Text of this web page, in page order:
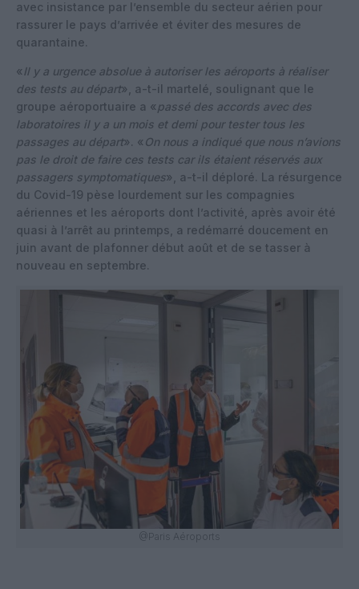
avec insistance par l’ensemble du secteur aérien pour
rassurer le pays d’arrivée et éviter des mesures de
quarantaine.
« Il y a urgence absolue à autoriser les aéroports à réaliser
des tests au départ», a-t-il martelé, soulignant que le
groupe aéroportuaire a « passé des accords avec des
laboratoires il y a un mois et demi pour tester tous les
passages au départ». « On nous a indiqué que nous n’avions
pas le droit de faire ces tests car ils étaient réservés aux
passagers symptomatiques», a-t-il déploré. La résurgence
du Covid-19 pèse lourdement sur les compagnies
aériennes et les aéroports dont l’activité, après avoir été
quasi à l’arrêt au printemps, a redémarré doucement en
juin avant de plafonner début août et de se tasser à
nouveau en septembre.
@Paris Aéroports